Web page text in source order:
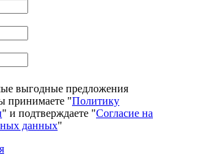
выгодные предложения
принимаете "Политику
" и подтверждаете "Согласие на
данных"